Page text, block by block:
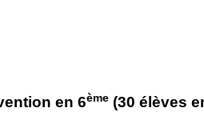
en 6ème (30 élèves